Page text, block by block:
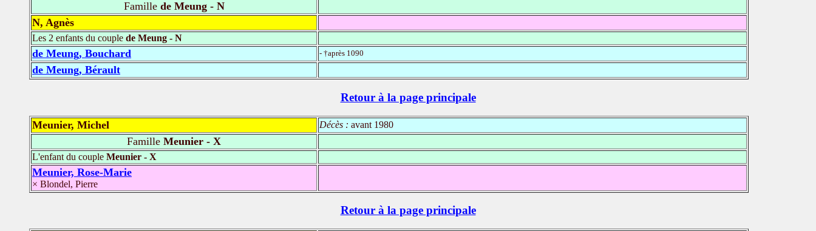
Famillede Meung - N
N, Agnès
Les 2 enfants du couple de Meung - N
de Meung, Bouchard - †après 1090
de Meung, Bérault
Retour à la page principale
Meunier, Michel Décès : avant 1980
Famille Meunier - X
L'enfant du couple Meunier - X
Meunier, Rose-Marie
× Blondel, Pierre
Retour à la page principale